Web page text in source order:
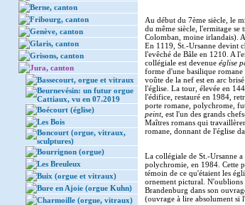
Berne, canton
Fribourg, canton
Genève, canton
Glaris, canton
Grisons, canton
Jura, canton
Bassecourt, orgue et vitraux
Beurnevésin: un futur orgue
Cattiaux, vu en 07.2019
Boécourt (église)
Les Bois
Boncourt (orgue, vitraux,
sculptures)
Bourrignon (orgue)
Les Breuleux
Buix (orgue et vitraux)
Bure en Ajoie (orgue Kuhn)
Charmoille (orgue, vitraux)
Au début du 7ème siècle, le
du même siècle, l'ermitage se
Colomban, moine irlandais).
En 1119, St.-Ursanne devint
l'evêché de Bâle en 1210. A
collégiale est devenue église
forme d'une basilique
voûte de la nef est en arc
l'église. La tour, élevée en
l'édifice, restauré en 1984,
porte romane, polychrome,
peint, est l'un des grands
Maîtres romans qui
romane, donnant de l'église
La collégiale de St.-Ursanne
polychromie, en 1984. Cette
témoin de ce qu'étaient les
ornement pictural. N'oublions
Brandenburg dans son
(ouvrage à lire absolument si